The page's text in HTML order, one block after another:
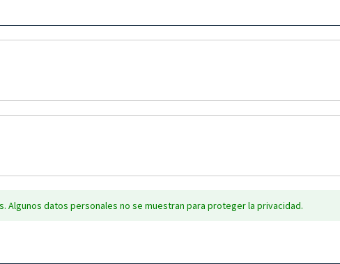
Algunos datos personales no se muestran para proteger la privacidad.